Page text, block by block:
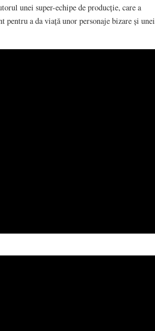
unei super-echipe de producţie, care a
pentru a da viaţă unor personaje bizare şi unei